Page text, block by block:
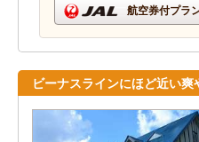
航空券付プラ
ビーナスラインにほど近い爽